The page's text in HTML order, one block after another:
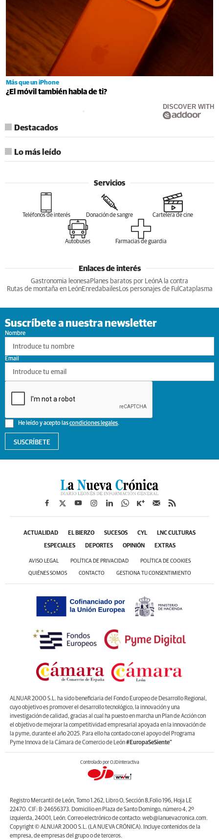
Más que un iPhone
¿El móvil también habla de ti?
DISCOVER WITH
Destacados
Lo más leído
Servicios
Teléfonos de interés Donación de sangre Cartelera de cine
Autobuses Farmacias de guardia
Enlaces de interés
Gastronomia leonesa Planes baratos por LeónA la contra
Rutas de montaña en LeónEnredabailesLos personajes de Ful Cataplasma
Suscríbete a nuestra newsletter
Nombre
He leído y acepto lascondiciones legales.
Email
SUSCRÍBETE
ACTUALIDAD EL BIERZO SUCESOS CYL LNC CULTURAS
ESPECIALES DEPORTES OPINIÓN EXTRAS
AVISO LEGAL POLÍTICA DE PRIVACIDAD POLÍTICA DE COOKIES
QUIÉNES SOMOS CONTACTO GESTIONA TU CONSENTIMIENTO
ALNUAR 2000 S.L. ha sido beneficiaria del Fondo Europeo de Desarrollo Regional,
cuyo objetivo es promover el desarrollo tecnológico, la innovación y una
investigación de calidad, gracias al cual ha puesto en marcha un Plan de Acción con
el objetivo de mejorar la competitividad empresarial apoyada en la innovación de
la pyme, durante el año 2025. Para ello ha contado con el apoyo del Programa
Pyme Innova de la Cámara de Comercio de León#EuropaSeSiente”
Controlado por OJDinteractiva
Registro Mercantil de León, Tomo 1.262, Libro O, Sección 8,Folio 196, Hoja LE
22470. CIF: B-24656373. Domicilio en Plaza de Santo Domingo, número 4, 2º
izquierda, 24001, León. Correo electrónico de contacto: web@lanuevacronica.com.
Copyright © ALNUAR 2000 S.L. (LA NUEVA CRÓNICA). Incluye contenidos de la
empresa, de empresas del grupo o de terceros.